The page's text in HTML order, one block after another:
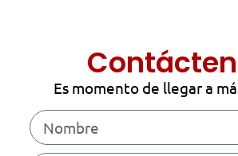
Es momento de llegar a